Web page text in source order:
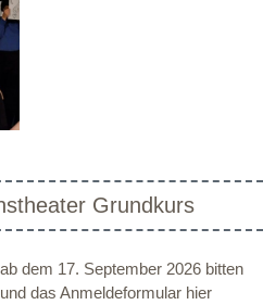
Grundkurs
dem 17. September 2026 bitten
das Anmeldeformular hier